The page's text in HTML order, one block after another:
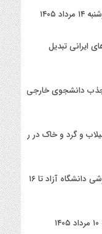
ایرانی تبدیل
جذب دانشجوی خارجی
و گرد و خاک در راه
ثبت‌نام هفتمین دوره طرح دستیاری آموزشی دانشگاه آزاد تا ۱۶